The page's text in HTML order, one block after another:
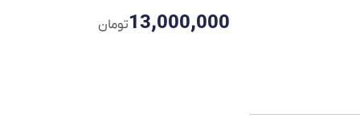
13,000,000تومان